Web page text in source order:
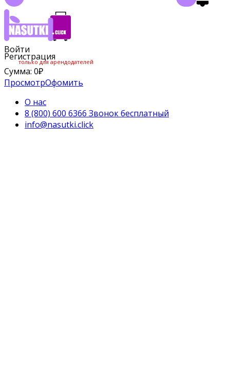
Войти
Регистрация
только для арендодателей
Сумма: 0₽
ПросмотрОфомить
О нас
8 (800) 600 6366 Звонок бесплатный
info@nasutki.click